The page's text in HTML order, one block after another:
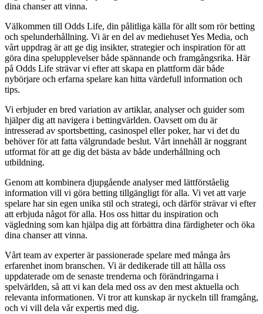
dina chanser att vinna.
Välkommen till Odds Life, din pålitliga källa för allt som rör betting
och spelunderhållning. Vi är en del av mediehuset Yes Media, och
vårt uppdrag är att ge dig insikter, strategier och inspiration för att
göra dina spelupplevelser både spännande och framgångsrika. Här
på Odds Life strävar vi efter att skapa en plattform där både
nybörjare och erfarna spelare kan hitta värdefull information och
tips.
Vi erbjuder en bred variation av artiklar, analyser och guider som
hjälper dig att navigera i bettingvärlden. Oavsett om du är
intresserad av sportsbetting, casinospel eller poker, har vi det du
behöver för att fatta välgrundade beslut. Vårt innehåll är noggrant
utformat för att ge dig det bästa av både underhållning och
utbildning.
Genom att kombinera djupgående analyser med lättförståelig
information vill vi göra betting tillgängligt för alla. Vi vet att varje
spelare har sin egen unika stil och strategi, och därför strävar vi efter
att erbjuda något för alla. Hos oss hittar du inspiration och
vägledning som kan hjälpa dig att förbättra dina färdigheter och öka
dina chanser att vinna.
Vårt team av experter är passionerade spelare med många års
erfarenhet inom branschen. Vi är dedikerade till att hålla oss
uppdaterade om de senaste trenderna och förändringarna i
spelvärlden, så att vi kan dela med oss av den mest aktuella och
relevanta informationen. Vi tror att kunskap är nyckeln till framgång,
och vi vill dela vår expertis med dig.